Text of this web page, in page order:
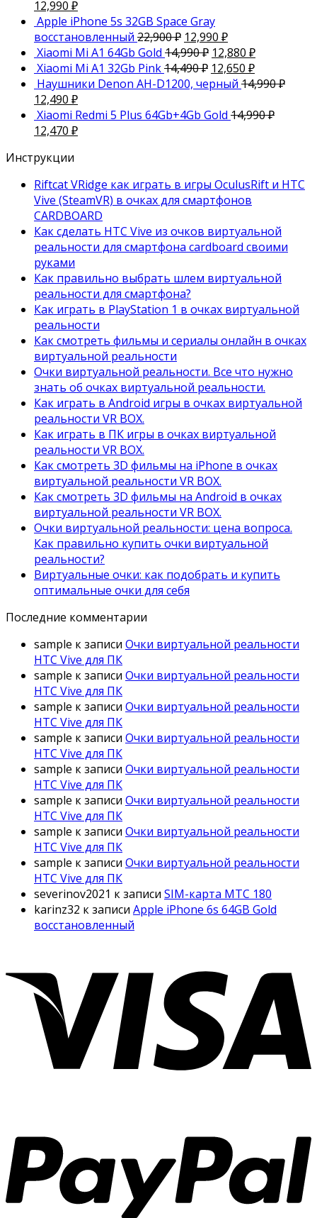
12,990 ₽
Apple iPhone 5s 32GB Space Gray
восстановленный 22,900₽ 12,990 ₽
Xiaomi Mi A1 64Gb Gold 14,990₽ 12,880 ₽
Xiaomi Mi A1 32Gb Pink14,490₽ 12,650 ₽
Наушники Denon AH-D1200, черный 14,990₽
12,490 ₽
Xiaomi Redmi 5 Plus 64Gb+4Gb Gold 14,990₽
12,470 ₽
Инструкции
Riftcat VRidge как играть в игры OculusRift и HTC
Vive (SteamVR) в очках для смартфонов
CARDBOARD
Как сделать HTC Vive из очков виртуальной
реальности для смартфона cardboard своими
руками
Как правильно выбрать шлем виртуальной
реальности для смартфона?
Как играть в PlayStation 1 в очках виртуальной
реальности
Как смотреть фильмы и сериалы онлайн в очках
виртуальной реальности
Очки виртуальной реальности. Все что нужно
знать об очках виртуальной реальности.
Как играть в Android игры в очках виртуальной
реальности VR BOX.
Как играть в ПК игры в очках виртуальной
реальности VR BOX.
Как смотреть 3D фильмы на iPhone в очках
виртуальной реальности VR BOX.
Как смотреть 3D фильмы на Android в очках
виртуальной реальности VR BOX.
Очки виртуальной реальности: цена вопроса.
Как правильно купить очки виртуальной
реальности?
Виртуальные очки: как подобрать и купить
оптимальные очки для себя
Последние комментарии
sample к записи Очки виртуальной реальности
HTC Vive для ПК
sample к записи Очки виртуальной реальности
HTC Vive для ПК
sample к записи Очки виртуальной реальности
HTC Vive для ПК
sample к записи Очки виртуальной реальности
HTC Vive для ПК
sample к записи Очки виртуальной реальности
HTC Vive для ПК
sample к записи Очки виртуальной реальности
HTC Vive для ПК
sample к записи Очки виртуальной реальности
HTC Vive для ПК
sample к записи Очки виртуальной реальности
HTC Vive для ПК
severinov2021 к записи SIM-карта МТС 180
karinz32 к записи Apple iPhone 6s 64GB Gold
восстановленный